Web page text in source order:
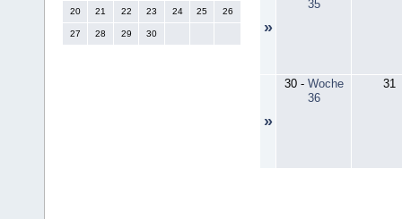
20 21 22 23 24 25 26
27 28 29 30 »
35
»
30- Woche
36
31